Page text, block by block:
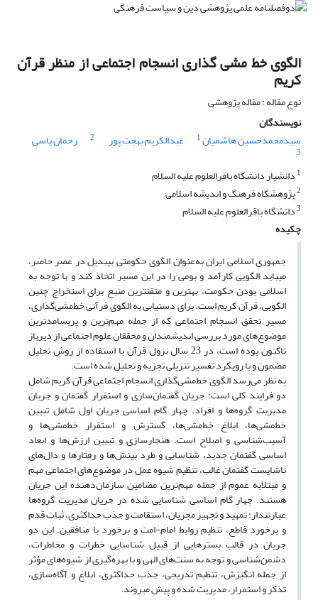
الگوی خط مشی گذاری انسجام اجتماعی از منظر قرآن
کریم
نوع مقاله : مقاله پژوهشی
نویسندگان
سیدمحمدحسین هاشمیان1 عبدالکریم بهجت پور 2 رحمان یاسی
3
1 دانشیار دانشگاه باقرالعلوم علیه السلام
2پژوهشگاه فرهنگ و اندیشه اسلامی
3دانشگاه باقرالعلوم علیه السلام
چکیده
جمهوری اسلامی ایران به‌عنوان الگوی حکومتی بی­بدیل در عصر حاضر،
می­باید الگویی کارآمد و بومی را در این مسیر اتخاذ کند و با توجه به
اسلامی بودن حکومت، بهترین و متقن­ترین منبع برای استخراج چنین
الگویی، قرآن کریم است. برای دستیابی به الگوی قرآنی خط‌مشی‌گذاری،
مسیر تحقق انسجام اجتماعی که از جمله مهم‌ترین و پربسامدترین
موضوع‌های مورد بررسی اندیشمندان و محققان علوم اجتماعی از دیرباز
تاکنون بوده است، در 23 سال نزول قرآن با استفاده از روش تحلیل
مضمون و با رویکرد تفسیر تنزیلی تجزیه و تحلیل شده است.
به نظر می‌رسد الگوی خط‌مشی‌گذاری انسجام اجتماعی قرآن کریم شامل
دو فرایند کلی است: جریان گفتمان‌سازی و استقرار گفتمان و جریان
مدیریت گروه‌ها و افراد. چهار گام اساسی جریان اول شامل تبیین
خط‌مشی‌ها، ابلاغ خط‌مشی‌ها، گسترش و استقرار خط‌مشی‌ها و
آسیب‌شناسی و اصلاح است. هنجارسازی و تبیین ارزش‌ها و ابعاد
اساسی گفتمان جدید، شناسایی و طرد بینش‌ها و رفتارها و دال‌های
ناشایست گفتمان غالب، تنظیم شیوه عمل در موضوع‌های اجتماعی مهم
و مبتلابه عموم از جمله مهم‌ترین مضامین سازمان‌دهنده این جریان
هستند. چهار گام اساسی شناسایی شده در جریان مدیریت گروه‌ها
عبارتنداز: تمهید و تجهیز مجریان، استقامت و جذب حداکثری، ثبات قدم
و برخورد قاطع، تنظیم روابط امام-امت و برخورد با منافقین. این دو
جریان در قالب بسترهایی از قبیل شناسایی خطرات و مخاطرات،
دشمن‌شناسی و توجه به سنت‌های الهی و با بهره‌گیری از شیوه‌های مؤثر
از جمله انگیزش، تنظیم تدریجی، جذب حداکثری، ابلاغ و آگاه‌سازی،
تذکر و استمرار، مدیریت شده و پیش می­روند.